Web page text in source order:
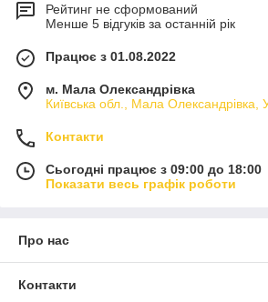
Рейтинг не сформований
Менше 5 відгуків за останній рік
Працює з 01.08.2022
м. Мала Олександрівка
Київська обл., Мала Олександрівка,
Контакти
Сьогодні працює з 09:00 до 18:00
Показати весь графік роботи
Про нас
Контакти